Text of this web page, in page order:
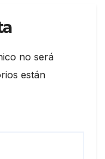
no será
están